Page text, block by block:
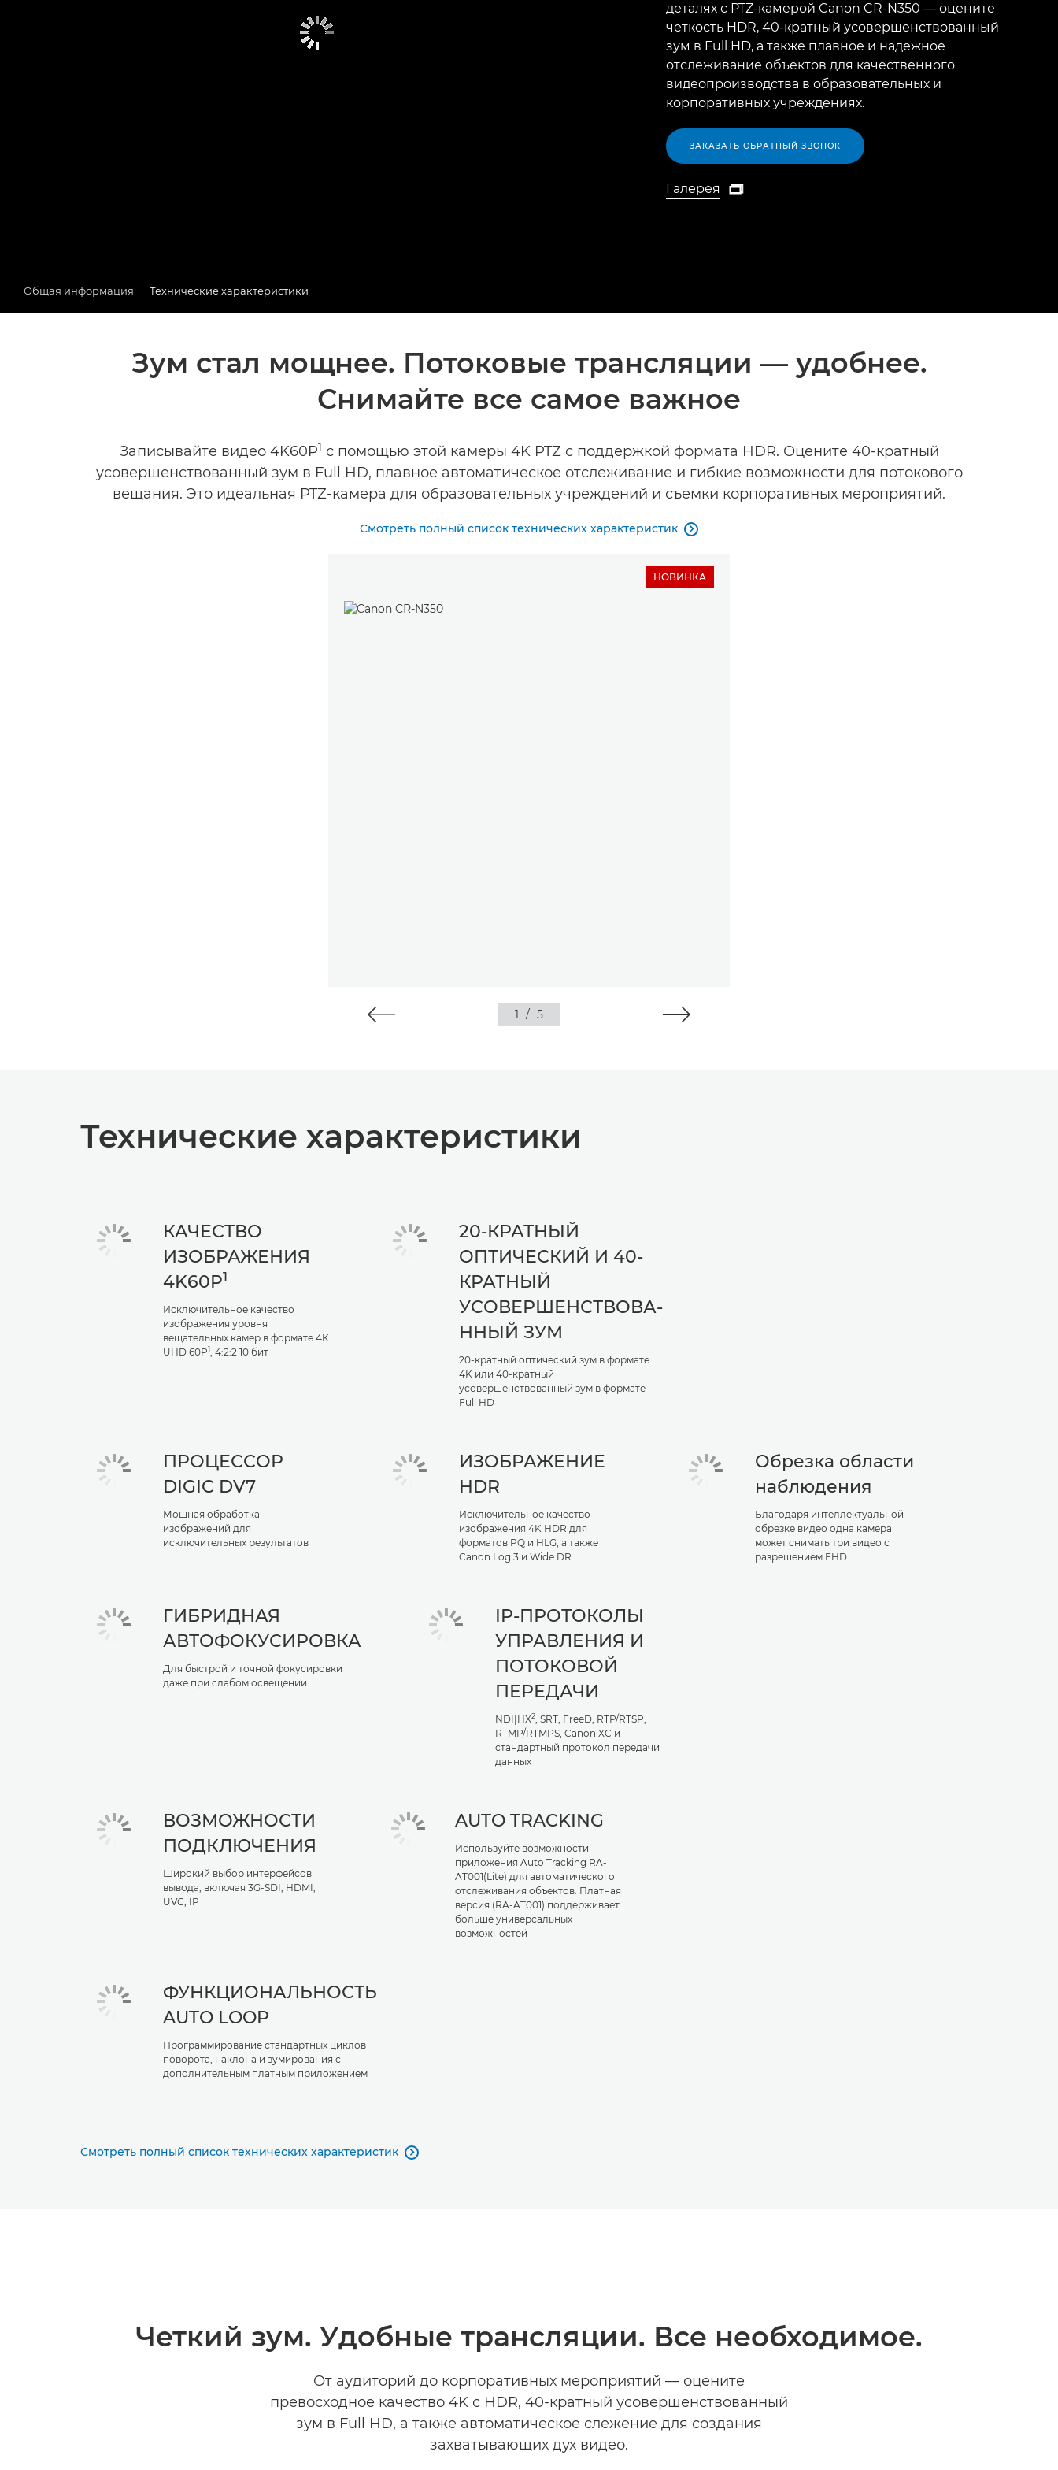
деталях с PTZ-камерой Canon CR-N350 — оцените
четкость HDR, 40-кратный усовершенствованный
зум в Full HD, а также плавное и надежное
отслеживание объектов для качественного
видеопроизводства в образовательных и
корпоративных учреждениях.
ЗАКАЗАТЬ ОБРАТНЫЙ ЗВОНОК
Галерея
Галерея

Общая информация Технические характеристики
Зум стал мощнее. Потоковые трансляции — удобнее.
Снимайте все самое важное
Записывайте видео 4K60P1 с помощью этой камеры 4K PTZ с поддержкой формата HDR. Оцените 40-кратный
усовершенствованный зум в Full HD, плавное автоматическое отслеживание и гибкие возможности для потокового
вещания. Это идеальная PTZ-камера для образовательных учреждений и съемки корпоративных мероприятий.
Смотреть полный список технических характеристик 
НОВИНКА
1 / 5
Технические характеристики
КАЧЕСТВО
ИЗОБРАЖЕНИЯ
4K60P1
Исключительное качество
изображения уровня
вещательных камер в формате 4K
UHD 60P1 , 4:2:2 10 бит
20-КРАТНЫЙ
ОПТИЧЕСКИЙ И 40-
КРАТНЫЙ
УСОВЕРШЕНСТВОВА-
ННЫЙ ЗУМ
20-кратный оптический зум в формате
4K или 40-кратный
усовершенствованный зум в формате
Full HD
ПРОЦЕССОР
DIGIC DV7
Мощная обработка
изображений для
исключительных результатов
ИЗОБРАЖЕНИЕ
HDR
Исключительное качество
изображения 4K HDR для
форматов PQ и HLG, а также
Canon Log 3 и Wide DR
Обрезка области
наблюдения
Благодаря интеллектуальной
обрезке видео одна камера
может снимать три видео с
разрешением FHD
ГИБРИДНАЯ
АВТОФОКУСИРОВКА
Для быстрой и точной фокусировки
даже при слабом освещении
IP-ПРОТОКОЛЫ
УПРАВЛЕНИЯ И
ПОТОКОВОЙ
ПЕРЕДАЧИ
NDI|HX2 , SRT, FreeD, RTP/RTSP,
RTMP/RTMPS, Canon XC и
стандартный протокол передачи
данных
ВОЗМОЖНОСТИ
ПОДКЛЮЧЕНИЯ
Широкий выбор интерфейсов
вывода, включая 3G-SDI, HDMI,
UVC, IP
AUTO TRACKING
Используйте возможности
приложения Auto Tracking RA-
AT001(Lite) для автоматического
отслеживания объектов. Платная
версия (RA-AT001) поддерживает
больше универсальных
возможностей
ФУНКЦИОНАЛЬНОСТЬ
AUTO LOOP
Программирование стандартных циклов
поворота, наклона и зумирования с
дополнительным платным приложением
Смотреть полный список технических характеристик 
Четкий зум. Удобные трансляции. Все необходимое.
От аудиторий до корпоративных мероприятий — оцените
превосходное качество 4K с HDR, 40-кратный усовершенствованный
зум в Full HD, а также автоматическое слежение для создания
захватывающих дух видео.